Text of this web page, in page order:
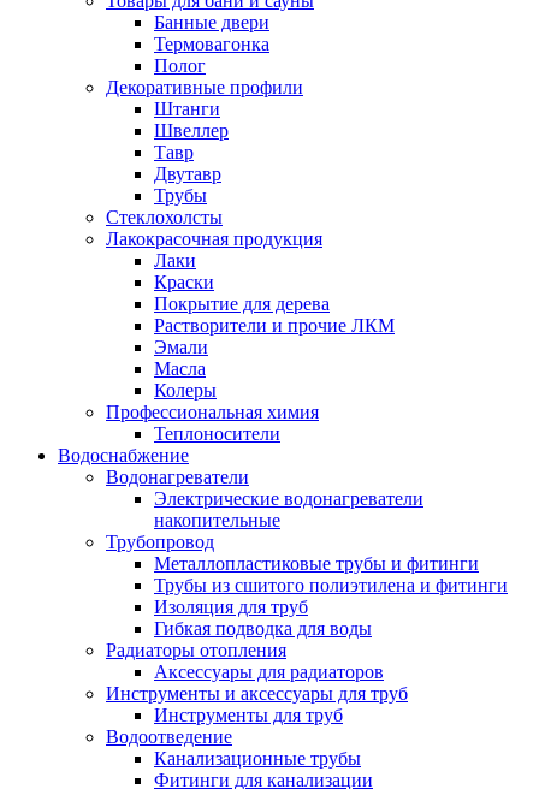
Банные двери
Термовагонка
Полог
Декоративные профили
Штанги
Швеллер
Тавр
Двутавр
Трубы
Стеклохолсты
Лакокрасочная продукция
Лаки
Краски
Покрытие для дерева
Растворители и прочие ЛКМ
Эмали
Масла
Колеры
Профессиональная химия
Теплоносители
Водоснабжение
Водонагреватели
Электрические водонагреватели
накопительные
Трубопровод
Металлопластиковые трубы и фитинги
Трубы из сшитого полиэтилена и фитинги
Изоляция для труб
Гибкая подводка для воды
Радиаторы отопления
Аксессуары для радиаторов
Инструменты и аксессуары для труб
Инструменты для труб
Водоотведение
Канализационные трубы
Фитинги для канализации